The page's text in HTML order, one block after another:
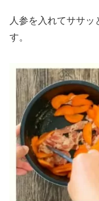
人参を入れてササ
す。